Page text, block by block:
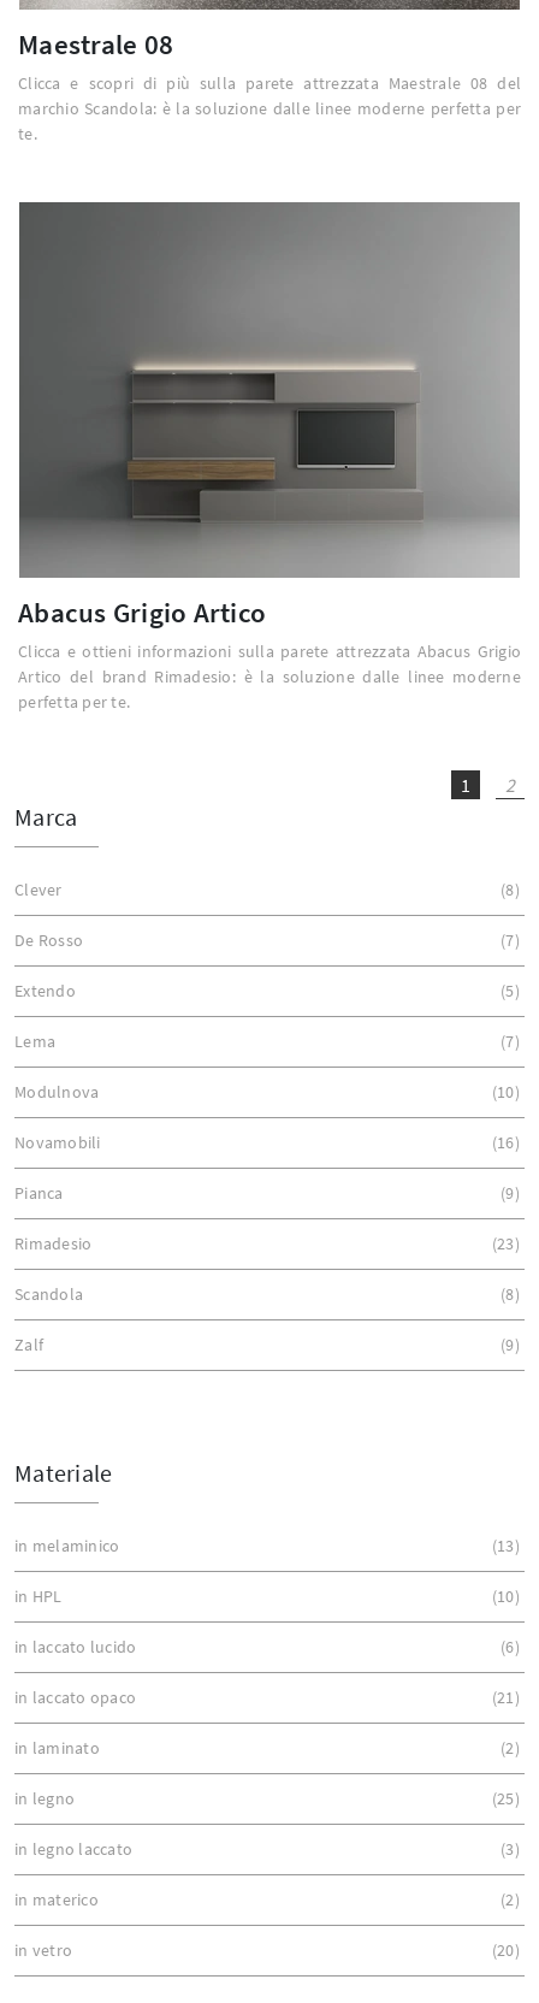
Maestrale 08
Clicca e scopri di più sulla parete attrezzata Maestrale 08 del
marchio Scandola: è la soluzione dalle linee moderne perfetta per
te.
Abacus Grigio Artico
Clicca e ottieni informazioni sulla parete attrezzata Abacus Grigio
Artico del brand Rimadesio: è la soluzione dalle linee moderne
perfetta per te.
1 2
Marca
Clever 8
De Rosso 7
Extendo 5
Lema 7
Modulnova 10
Novamobili 16
Pianca 9
Rimadesio 23
Scandola 8
Zalf 9
Materiale
in melaminico 13
in HPL 10
in laccato lucido 6
in laccato opaco 21
in laminato 2
in legno 25
in legno laccato 3
in materico 2
in vetro 20